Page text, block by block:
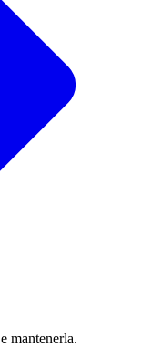
e mantenerla.